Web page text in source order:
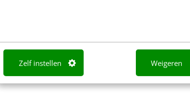
Zelf instellen Weigeren